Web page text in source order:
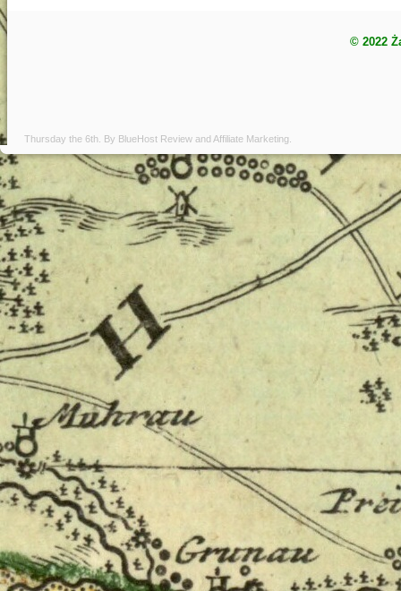
© 2022
Thursday the 6th. By BlueHost Review andAffiliate Marketing